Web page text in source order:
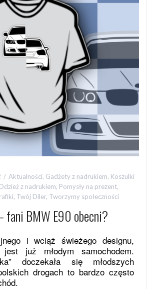
Aktualności, Gadżety z nadrukiem, Koszulki
z nadrukiem, Pomysły na prezent,
, Twój Diler, Tworzymy społeczności
fani BMW E90 obecni?
i wciąż świeżego designu,
już młodym samochodem.
doczekała się młodszych
drogach to bardzo często